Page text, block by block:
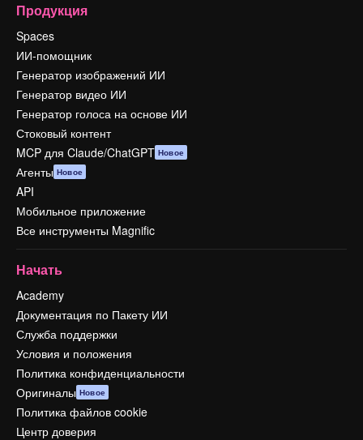
Продукция
Spaces
ИИ-помощник
Генератор изображений ИИ
Генератор видео ИИ
Генератор голоса на основе ИИ
Стоковый контент
MCP для Claude/ChatGPT Новое
Агенты Новое
API
Мобильное приложение
Все инструменты Magnific
Начать
Academy
Документация по Пакету ИИ
Служба поддержки
Условия и положения
Политика конфиденциальности
Оригиналы Новое
Политика файлов cookie
Центр доверия